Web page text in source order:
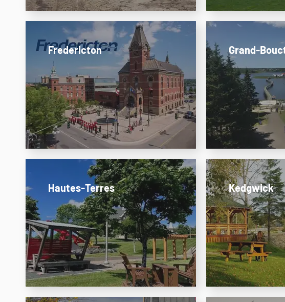
Fredericton Grand-
Hautes-Terres Kedgwick